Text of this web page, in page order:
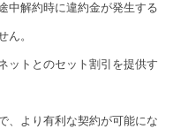
中解約時に違約金が発生する
ん。
ットとのセット割引を提供す
、より有利な契約が可能にな